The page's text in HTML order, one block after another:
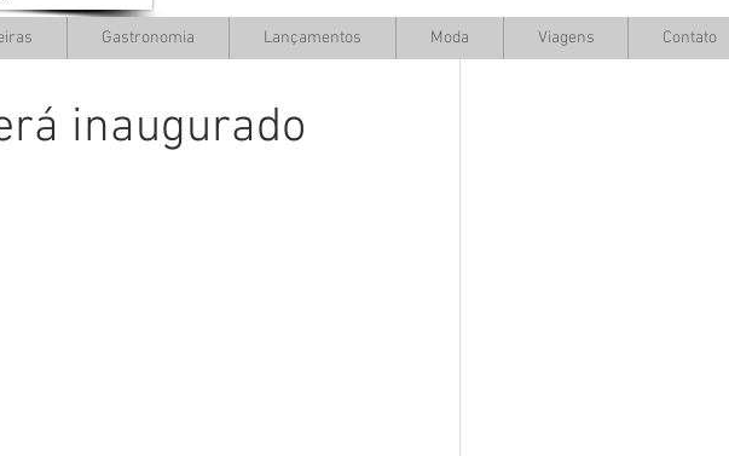
inaugurado
Gastronomia Lançamentos Moda Viagens Contato